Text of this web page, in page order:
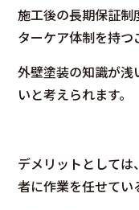
施工後の長期保証制
ターケア体制を持つ
外壁塗装の知識が浅
いと考えられます。
デメリットとして
者に作業を任せてい